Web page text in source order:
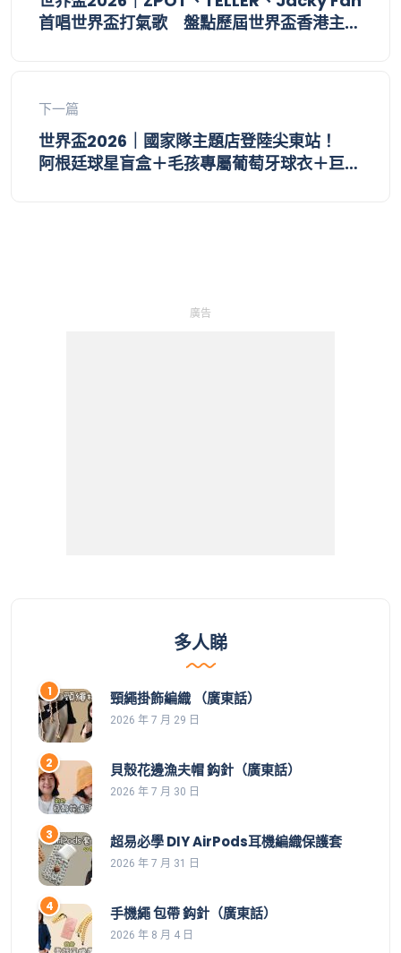
首唱世界盃打氣歌 盤點歷屆世界盃香港主題
下一篇
世界盃2026｜國家隊主題店登陸尖東站！
阿根廷球星盲盒＋毛孩專屬葡萄牙球衣＋巨型
廣告
多人睇
頸繩掛飾編織 （廣東話）
2026 年 7 月 29 日
貝殼花邊漁夫帽 鈎針（廣東話）
2026 年 7 月 30 日
超易必學 DIY AirPods耳機編織保護套
2026 年 7 月 31 日
手機繩 包帶 鈎針（廣東話）
2026 年 8 月 4 日